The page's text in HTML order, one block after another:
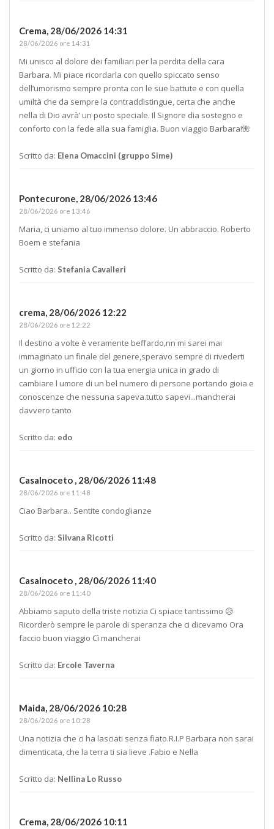
Crema, 28/06/2026 14:31
28/06/2026 ore 14:31
Mi unisco al dolore dei familiari per la perdita della cara
Barbara. Mi piace ricordarla con quello spiccato senso
dell’umorismo sempre pronta con le sue battute e con quella
umiltà che da sempre la contraddistingue, certa che anche
nella di Dio avrà’ un posto speciale. Il Signore dia sostegno e
conforto con la fede alla sua famiglia. Buon viaggio Barbara!🌺
Scritto da: Elena Omaccini (gruppo Sime)
Pontecurone, 28/06/2026 13:46
28/06/2026 ore 13:46
Maria, ci uniamo al tuo immenso dolore. Un abbraccio. Roberto
Boem e stefania
Scritto da: Stefania Cavalleri
crema, 28/06/2026 12:22
28/06/2026 ore 12:22
Il destino a volte è veramente beffardo,nn mi sarei mai
immaginato un finale del genere,speravo sempre di rivederti
un giorno in ufficio con la tua energia unica in grado di
cambiare l umore di un bel numero di persone portando gioia e
conoscenze che nessuna sapeva.tutto sapevi...mancherai
davvero tanto
Scritto da: edo
Casalnoceto , 28/06/2026 11:48
28/06/2026 ore 11:48
Ciao Barbara.. Sentite condoglianze
Scritto da: Silvana Ricotti
Casalnoceto , 28/06/2026 11:40
28/06/2026 ore 11:40
Abbiamo saputo della triste notizia Ci spiace tantissimo 😥
Ricorderò sempre le parole di speranza che ci dicevamo Ora
faccio buon viaggio Cì mancherai
Scritto da: Ercole Taverna
Maida, 28/06/2026 10:28
28/06/2026 ore 10:28
Una notizia che ci ha lasciati senza fiato.R.I.P Barbara non sarai
dimenticata, che la terra ti sia lieve .Fabio e Nella
Scritto da: Nellina Lo Russo
Crema, 28/06/2026 10:11